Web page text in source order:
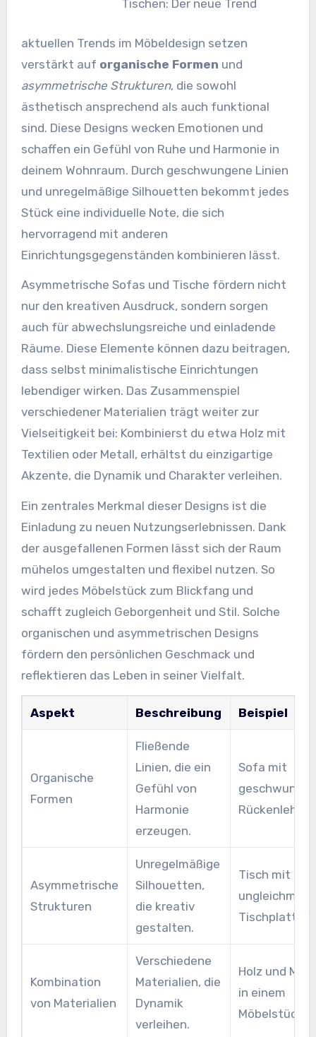
Tischen: Der neue Trend
aktuellen Trends im Möbeldesign setzen
verstärkt auf organische Formen und
asymmetrische Strukturen, die sowohl
ästhetisch ansprechend als auch funktional
sind. Diese Designs wecken Emotionen und
schaffen ein Gefühl von Ruhe und Harmonie in
deinem Wohnraum. Durch geschwungene Linien
und unregelmäßige Silhouetten bekommt jedes
Stück eine individuelle Note, die sich
hervorragend mit anderen
Einrichtungsgegenständen kombinieren lässt.
Asymmetrische Sofas und Tische fördern nicht
nur den kreativen Ausdruck, sondern sorgen
auch für abwechslungsreiche und einladende
Räume. Diese Elemente können dazu beitragen,
dass selbst minimalistische Einrichtungen
lebendiger wirken. Das Zusammenspiel
verschiedener Materialien trägt weiter zur
Vielseitigkeit bei: Kombinierst du etwa Holz mit
Textilien oder Metall, erhältst du einzigartige
Akzente, die Dynamik und Charakter verleihen.
Ein zentrales Merkmal dieser Designs ist die
Einladung zu neuen Nutzungserlebnissen. Dank
der ausgefallenen Formen lässt sich der Raum
mühelos umgestalten und flexibel nutzen. So
wird jedes Möbelstück zum Blickfang und
schafft zugleich Geborgenheit und Stil. Solche
organischen und asymmetrischen Designs
fördern den persönlichen Geschmack und
reflektieren das Leben in seiner Vielfalt.
Aspekt Beschreibung Beispiel
Organische
Formen
Fließende
Linien, die ein
Gefühl von
Harmonie
erzeugen.
Sofa mit
Asymmetrische
Strukturen
Unregelmäßige
Silhouetten,
die kreativ
gestalten.
Tisch mit
Tischplatte.
Kombination
von Materialien
Verschiedene
Materialien, die
Dynamik
verleihen.
Holz und
in einem
Möbelstück.